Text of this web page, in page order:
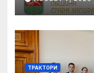
ТРАКТОРИ